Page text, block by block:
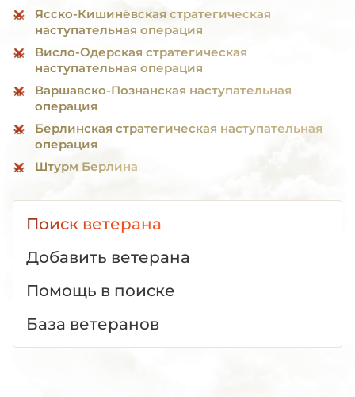
Ясско-Кишинёвская стратегическая
наступательная операция
Висло-Одерская стратегическая
наступательная операция
Варшавско-Познанская наступательная
операция
Берлинская стратегическая наступательная
операция
Штурм Берлина
Поиск ветерана
Добавить ветерана
Помощь в поиске
База ветеранов